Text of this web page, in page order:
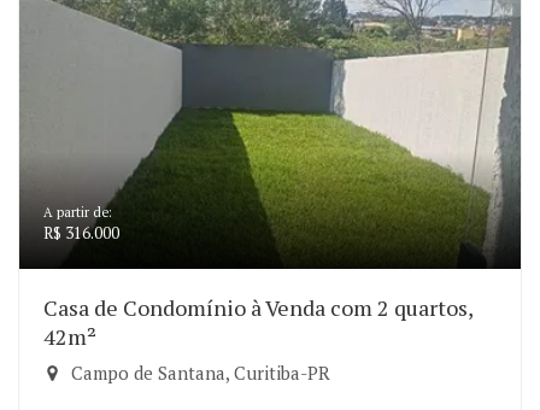
A partir de:
R$ 316.000
Casa de Condomínio à Venda com 2 quartos,
42m²
Campo de Santana, Curitiba-PR